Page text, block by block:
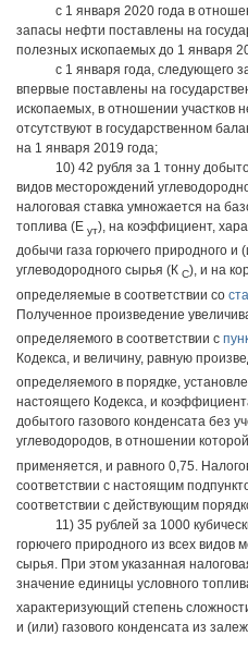
с 1 января 2020 года в
запасы нефти поставлены на
полезных ископаемых до 1 января
с 1 января года, следующего
впервые поставлены на
ископаемых, в отношении участков
отсутствуют в государственном
на 1 января 2019 года;
10) 42 рубля за 1 тонну
видов месторождений
налоговая ставка умножается на
топлива (Е ут), на коэффициент,
добычи газа горючего природного и
углеводородного сырья (К С), и на
определяемые в соответствии со
Полученное произведение
определяемого в соответствии с
Кодекса, и величину, равную
определяемого в порядке,
настоящего Кодекса, и
добытого газового конденсата без
углеводородов, в отношении
применяется, и равного 0,75.
соответствии с настоящим
соответствии с действующим
11) 35 рублей за 1000
горючего природного из всех видов
сырья. При этом указанная
значение единицы условного
характеризующий степень
и (или) газового конденсата из